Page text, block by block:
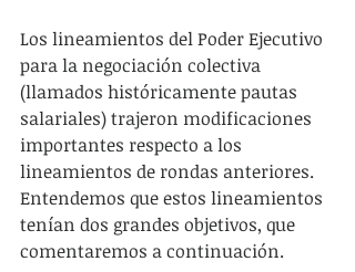
Los lineamientos del Poder Ejecutivo
para la negociación colectiva
(llamados históricamente pautas
salariales) trajeron modificaciones
importantes respecto a los
lineamientos de rondas anteriores.
Entendemos que estos lineamientos
tenían dos grandes objetivos, que
comentaremos a continuación.